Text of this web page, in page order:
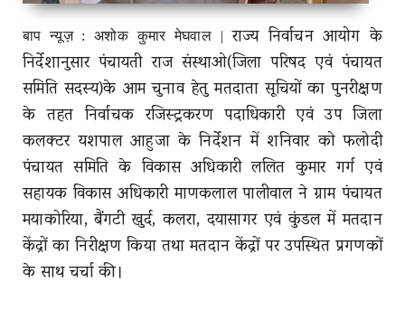
बाप न्यूज़ : अशोक कुमार मेघवाल | राज्य निर्वाचन आयोग के
निर्देशानुसार पंचायती राज संस्थाओ(जिला परिषद एवं पंचायत
समिति सदस्य)के आम चुनाव हेतु मतदाता सूचियों का पुनरीक्षण
के तहत निर्वाचक रजिस्ट्रकरण पदाधिकारी एवं उप जिला
कलक्टर यशपाल आहुजा के निर्देशन में शनिवार को फलोदी
पंचायत समिति के विकास अधिकारी ललित कुमार गर्ग एवं
सहायक विकास अधिकारी माणकलाल पालीवाल ने ग्राम पंचायत
मयाकोरिया, बैंगटी खुर्द, कलरा, दयासागर एवं कुंडल में मतदान
केंद्रों का निरीक्षण किया तथा मतदान केंद्रों पर उपस्थित प्रगणकों
के साथ चर्चा की।